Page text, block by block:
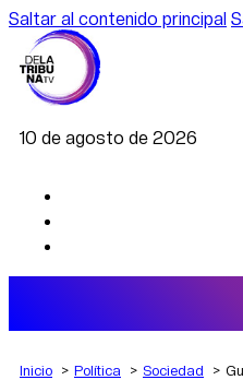
Saltar al contenido principal
10 de agosto de 2026
Inicio Política Sociedad